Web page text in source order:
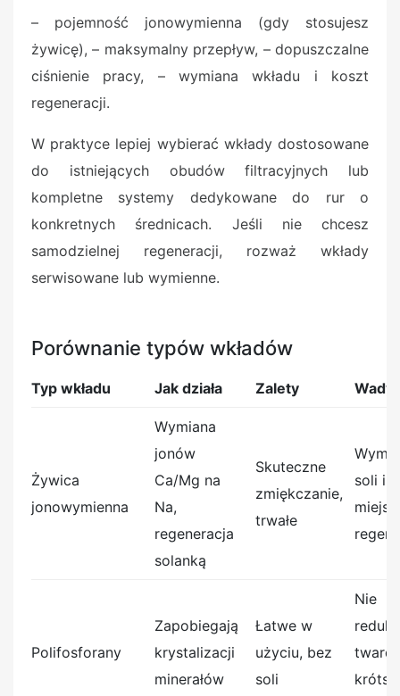
– pojemność jonowymienna (gdy stosujesz
żywicę), – maksymalny przepływ, – dopuszczalne
ciśnienie pracy, – wymiana wkładu i koszt
regeneracji.
W praktyce lepiej wybierać wkłady dostosowane
do istniejących obudów filtracyjnych lub
kompletne systemy dedykowane do rur o
konkretnych średnicach. Jeśli nie chcesz
samodzielnej regeneracji, rozważ wkłady
serwisowane lub wymienne.
Porównanie typów wkładów
Typ wkładu Jak działa Zalety Wady
Żywica
jonowymienna
Wymiana
jonów
Ca/Mg na
Na,
regeneracja
solanką
Skuteczne
zmiękczanie,
trwałe
soli i
Polifosforany
Zapobiegają
krystalizacji
minerałów
Łatwe w
użyciu, bez
soli
Nie